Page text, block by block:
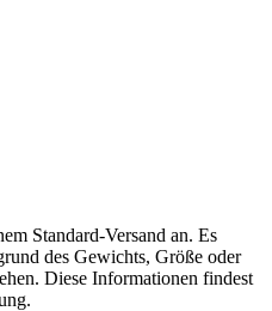
Standard-Versand an. Es
des Gewichts, Größe oder
Diese Informationen findest